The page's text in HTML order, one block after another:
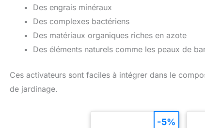
Des engrais minéraux
Des complexes bactériens
Des matériaux organiques riches en azote
Des éléments naturels comme les peaux de
Ces activateurs sont faciles à intégrer dans le
de jardinage.
-5%